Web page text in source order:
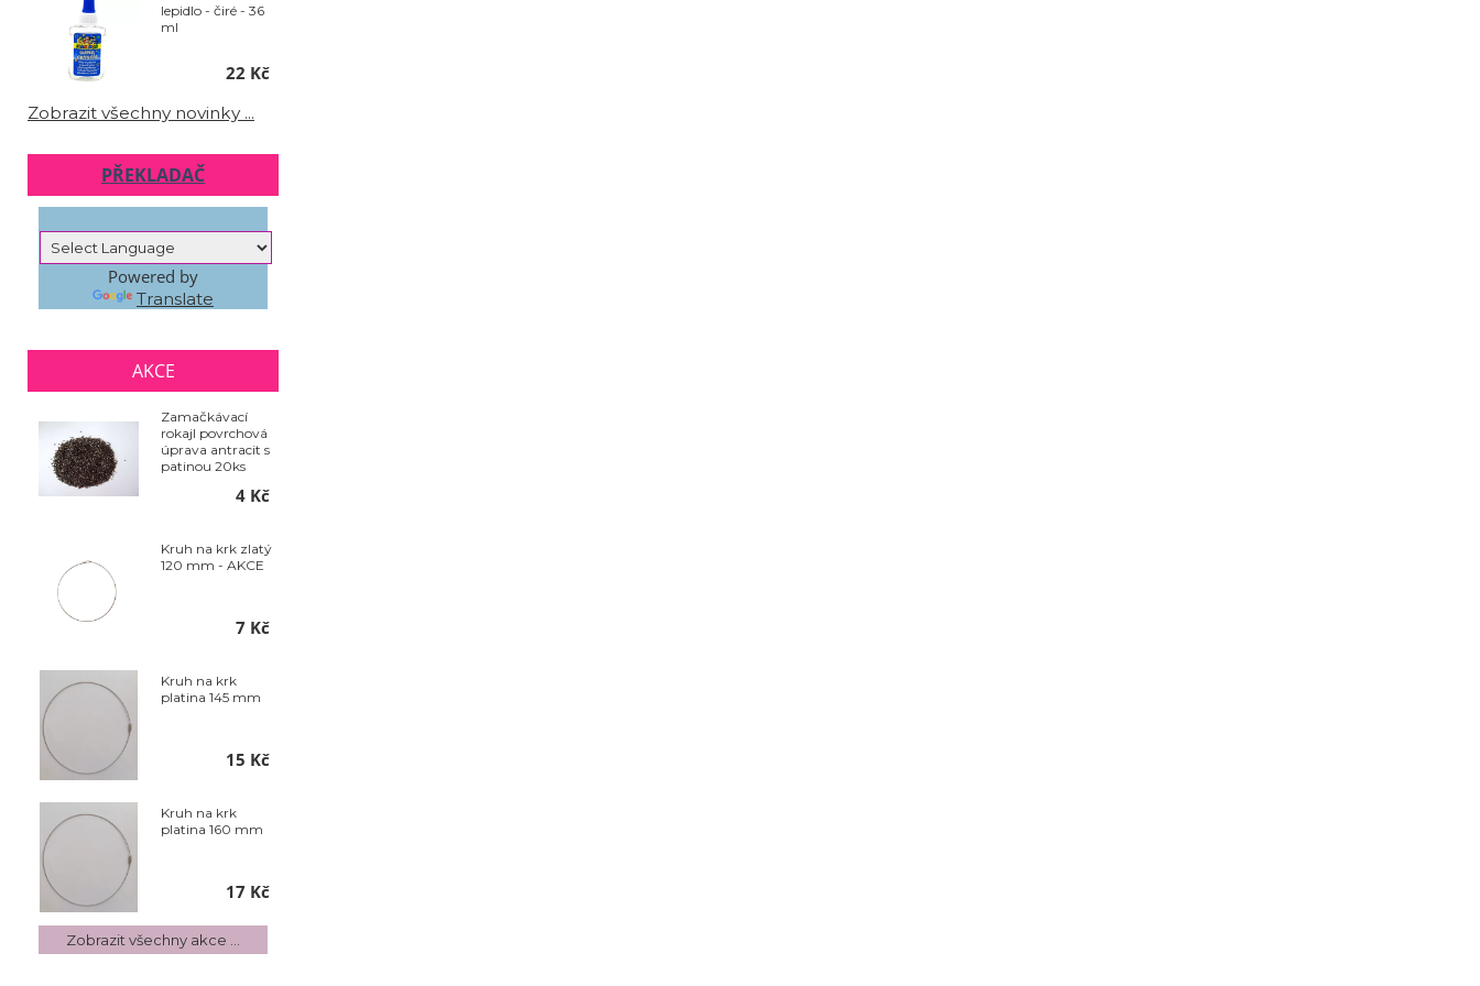
lepidlo - čiré - 36
ml
22 Kč
Zobrazit všechny novinky ...
PŘEKLADAČ
Powered by
Translate
AKCE
Zamačkávací
rokajl povrchová
úprava antracit s
patinou 20ks
4 Kč
Kruh na krk zlatý
120 mm - AKCE
7 Kč
Kruh na krk
platina 145 mm
15 Kč
Kruh na krk
platina 160 mm
17 Kč
Zobrazit všechny akce ...